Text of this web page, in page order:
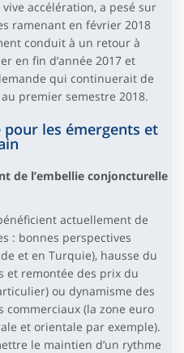
accélération, a pesé sur
ramenant en février 2018
conduit à un retour à
en fin d’année 2017 et
qui continuerait de
premier semestre 2018.
les émergents et
de l’embellie conjoncturelle
actuellement de
: bonnes perspectives
et en Turquie), hausse du
et remontée des prix du
ou dynamisme des
(la zone euro
et orientale par exemple).
le maintien d’un rythme